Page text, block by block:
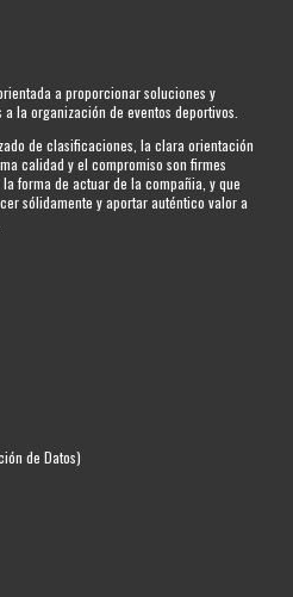
a proporcionar soluciones y
la organización de eventos deportivos.
de clasificaciones, la clara orientación
calidad y el compromiso son firmes
forma de actuar de la compañia, y que
sólidamente y aportar auténtico valor a
de Datos)